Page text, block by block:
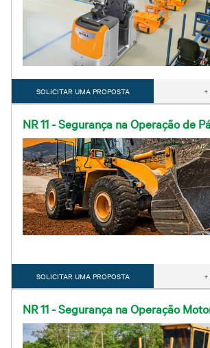
SOLICITAR UMA PROPOSTA +
NR 11 - Segurança na Operação de
SOLICITAR UMA PROPOSTA +
NR 11 - Segurança na Operação